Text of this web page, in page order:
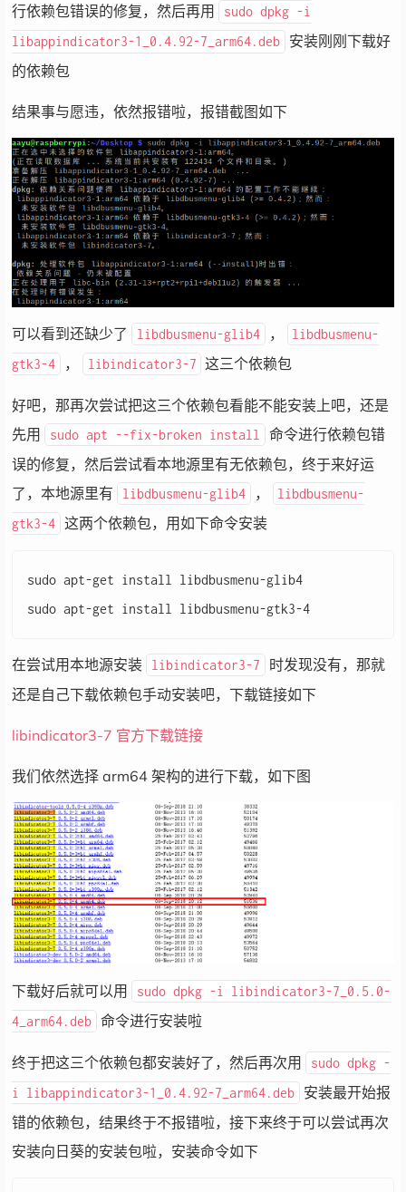
行依赖包错误的修复，然后再用
sudo dpkg -i
libappindicator3-1_0.4.92-7_arm64.deb
安装刚刚下载好
的依赖包
结果事与愿违，依然报错啦，报错截图如下
可以看到还缺少了 libdbusmenu-glib4 ，
libdbusmenu-
gtk3-4
， libindicator3-7 这三个依赖包
好吧，那再次尝试把这三个依赖包看能不能安装上吧，还是
先用
sudo apt --fix-broken install
命令进行依赖包错
误的修复，然后尝试看本地源里有无依赖包，终于来好运
了，本地源里有
libdbusmenu-glib4 ，
libdbusmenu-
gtk3-4 这两个依赖包，用如下命令安装
sudo apt-get install libdbusmenu-glib4
在尝试用本地源安装 libindicator3-7
时发现没有，那就
还是自己下载依赖包手动安装吧，下载链接如下
libindicator3-7 官方下载链接
我们依然选择 arm64 架构的进行下载，如下图
下载好后就可以用
sudo dpkg -i libindicator3-7_0.5.0-
4_arm64.deb 命令进行安装啦
终于把这三个依赖包都安装好了，然后再次用
sudo dpkg -
i libappindicator3-1_0.4.92-7_arm64.deb
安装最开始报
错的依赖包，结果终于不报错啦，接下来终于可以尝试再次
安装向日葵的安装包啦，安装命令如下